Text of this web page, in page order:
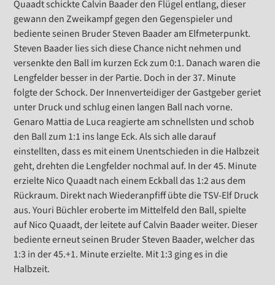
Quaadt schickte Calvin Baader den Flügel entlang, dieser
gewann den Zweikampf gegen den Gegenspieler und
bediente seinen Bruder Steven Baader am Elfmeterpunkt.
Steven Baader lies sich diese Chance nicht nehmen und
versenkte den Ball im kurzen Eck zum 0:1. Danach waren die
Lengfelder besser in der Partie. Doch in der 37. Minute
folgte der Schock. Der Innenverteidiger der Gastgeber geriet
unter Druck und schlug einen langen Ball nach vorne.
Genaro Mattia de Luca reagierte am schnellsten und schob
den Ball zum 1:1 ins lange Eck. Als sich alle darauf
einstellten, dass es mit einem Unentschieden in die Halbzeit
geht, drehten die Lengfelder nochmal auf. In der 45. Minute
erzielte Nico Quaadt nach einem Eckball das 1:2 aus dem
Rückraum. Direkt nach Wiederanpfiff übte die TSV-Elf Druck
aus. Youri Büchler eroberte im Mittelfeld den Ball, spielte
auf Nico Quaadt, der leitete auf Calvin Baader weiter. Dieser
bediente erneut seinen Bruder Steven Baader, welcher das
1:3 in der 45.+1. Minute erzielte. Mit 1:3 ging es in die
Halbzeit.